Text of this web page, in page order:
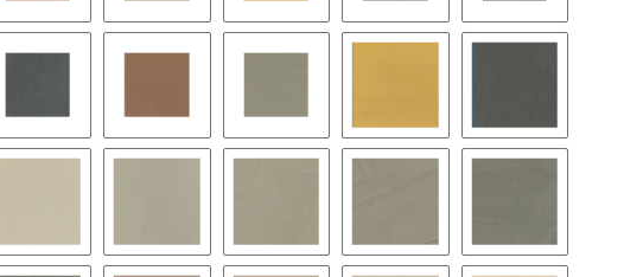
BC26 BC27 BC28 BC29 BC30
BC32 BC33 BC34 BC35 BC36
BC38 BC39 BC40 BC41 BC42